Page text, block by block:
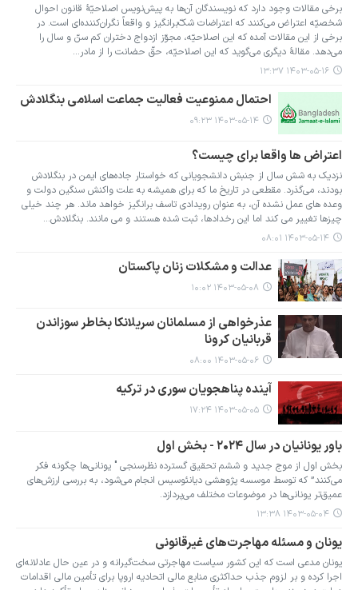
برخی مقالات وجود دارد که نویسندگان آن‌ها به پیش‌نویس اصلاحیّۀ قانون احوال
شخصیّه اعتراض می‌کنند که اعتراضات شکّ‌برانگیز و واقعاً نگران‌کننده‌ای است. در
برخی از این مقالات آمده که این اصلاحیّه، مجوّز ازدواج دختران کم سنّ و سال را
می‌دهد. مقالۀ دیگری می‌گوید که این اصلاحیّه، حقّ حضانت را از مادر…
۱۴۰۳-۰۵-۱۶ ۱۳:۳۷
احتمال ممنوعیت فعالیت جماعت اسلامی بنگلادش
۱۴۰۳-۰۵-۱۴ ۰۹:۲۳
اعتراض ها واقعا برای چیست؟
نزدیک به شش سال از جنبش دانشجویانی که خواستار جاده‌های ایمن‌ در بنگلادش
بودند، می‌گذرد. مقطعی در تاریخ ما که برای همیشه به علت واکنش سنگین دولت و
وعده های عمل نشده آن، به عنوان رویدادی تاسف برانگیز خواهد ماند. هر چند خیلی
چیزها تغییر می کند اما این رخدادها، ثبت شده هستند و می مانند. بنگلادش…
۱۴۰۳-۰۵-۱۴ ۰۸:۰۱
عدالت و مشکلات زنان پاکستان
۱۴۰۳-۰۵-۰۸ ۱۰:۰۲
عذرخواهی از مسلمانان سریلانکا بخاطر سوزاندن
قربانیان کرونا
۱۴۰۳-۰۵-۰۶ ۰۸:۰۰
آینده پناهجویان سوری در ترکیه
۱۴۰۳-۰۵-۰۵ ۱۷:۲۴
باور یونانیان در سال ۲۰۲۴ - بخش اول
بخش اول از موج جدید و ششم تحقیق گسترده نظرسنجی " یونانی‌ها چگونه فکر
می‌کنند” که توسط موسسه پژوهشی دیانئوسیس انجام می‌شود، به بررسی ارزش‌های
عمیق‌تر یونانی‌ها در موضوعات مختلف می‌پردازد.
۱۴۰۳-۰۵-۰۴ ۱۳:۳۸
یونان و مسئله مهاجرت‌های غیرقانونی
یونان مدعی است که این کشور سیاست مهاجرتی سخت‌گیرانه و در عین حال عادلانه‌ای
اجرا کرده و بر لزوم جذب حداکثری منابع مالی اتحادیه اروپا برای تأمین مالی اقدامات